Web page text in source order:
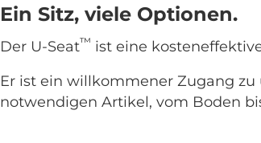
Ein Sitz, viele Optionen.
Der U-Seat™ ist eine
Er ist ein willkommener Zugang
notwendigen Artikel, vom Boden